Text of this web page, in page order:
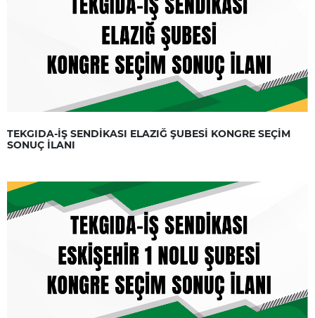
TEKGIDA-İŞ SENDİKASI ELAZIĞ ŞUBESİ KONGRE SEÇİM
SONUÇ İLANI